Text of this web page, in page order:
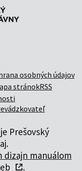
osobných údajov
stránokRSS
Prešovský
dizajn manuálom
.